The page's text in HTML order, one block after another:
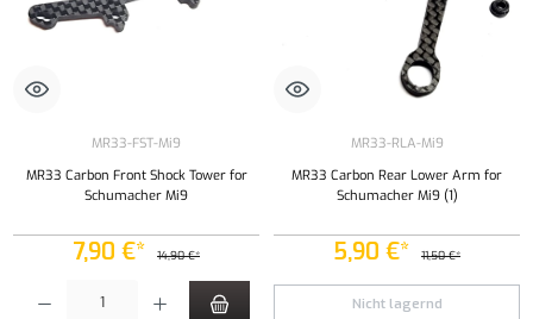
MR33-FST-Mi9
MR33 Carbon Front Shock Tower for
Schumacher Mi9
7,90 €* 14,90 €*
Quantité de produit : Entrez la quantité souhaitée ou utilisez les boutons pour augmenter
MR33-RLA-Mi9
MR33 Carbon Rear Lower Arm for
Schumacher Mi9 (1)
5,90 €* 11,50 €*
Nicht lagernd